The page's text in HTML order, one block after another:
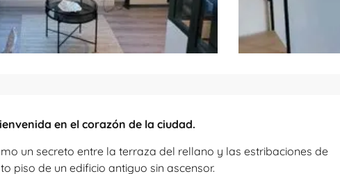
en el corazón de la ciudad.
un secreto entre la terraza del rellano y las estribaciones de
piso de un edificio antiguo sin ascensor.